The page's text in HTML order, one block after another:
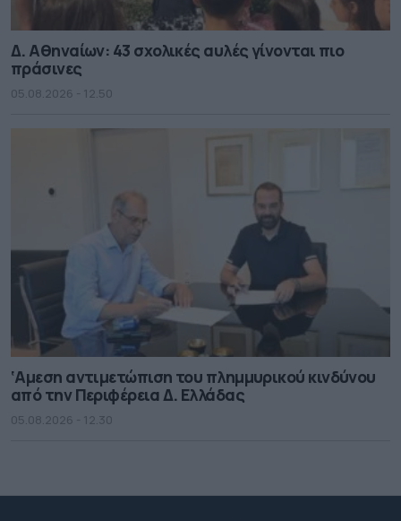
Δ. Αθηναίων: 43 σχολικές αυλές γίνονται πιο
πράσινες
05.08.2026 - 12.50
‘Αμεση αντιμετώπιση του πλημμυρικού κινδύνου
από την Περιφέρεια Δ. Ελλάδας
05.08.2026 - 12.30